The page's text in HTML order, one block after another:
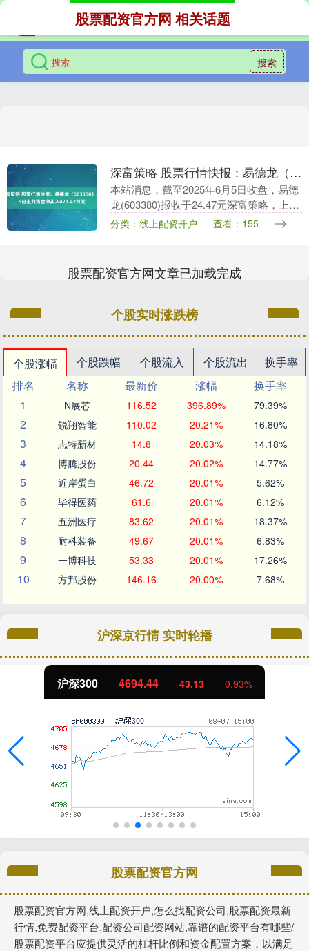
搜索
股票配资官方网 相关话题
深富策略 股票行情快报：易德龙（603380）6月5日主力资金净买入471.42万元
本站消息，截至2025年6月5日收盘，易德
龙(603380)报收于24.47元深富策略，上涨
0.7%，换手率1.15%，成交量1.84万手，
成交额4497.77....
分类：线上配资开户 查看：155
股票配资官方网文章已加载完成
个股实时涨跌榜
个股涨幅 个股跌幅 个股流入 个股流出
换手率
排名
名称 最新价 涨幅
换手率
1
N展芯 116.52 396.89% 79.39%
2 锐翔智能 110.02 20.21% 16.80%
3 志特新材 14.8 20.03% 14.18%
4 博腾股份 20.44 20.02% 14.77%
5 近岸蛋白 46.72 20.01% 5.62%
6 毕得医药 61.6 20.01% 6.12%
7 五洲医疗 83.62 20.01% 18.37%
8 耐科装备 49.67 20.01% 6.83%
9 一博科技 53.33 20.01% 17.26%
10 方邦股份 146.16 20.00% 7.68%
沪深京行情 实时轮播
沪深300 4694.44 43.13 0.93%
股票配资官方网
股票配资官方网,线上配资开户,怎么找配资公司,股票配资最新
行情,免费配资平台,配资公司配资网站,靠谱的配资平台有哪些/
股票配资平台应提供灵活的杠杆比例和资金配置方案，以满足